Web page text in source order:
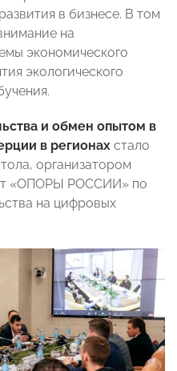
в бизнесе. В том
на
экономического
экологического
и обмен опытом в
в регионах стало
организатором
«ОПОРЫ РОССИИ» по
на цифровых